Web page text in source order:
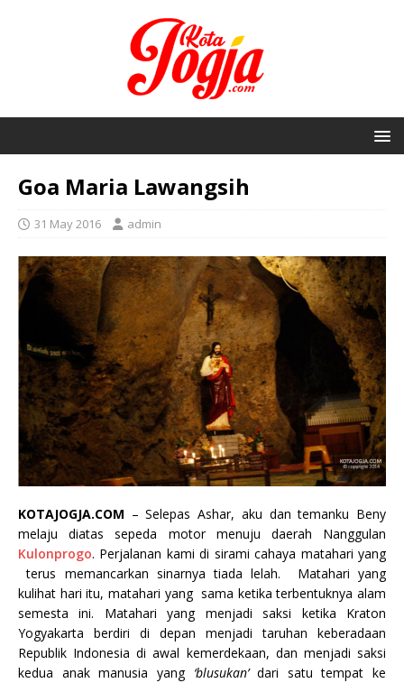
Goa Maria Lawangsih
31 May 2016 admin
KOTAJOGJA.COM – Selepas Ashar, aku dan temanku Beny
melaju diatas sepeda motor menuju daerah Nanggulan
Kulonprogo. Perjalanan kami di sirami cahaya matahari yang
terus memancarkan sinarnya tiada lelah. Matahari yang
kulihat hari itu, matahari yang sama ketika terbentuknya alam
semesta ini. Matahari yang menjadi saksi ketika Kraton
Yogyakarta berdiri di depan menjadi taruhan keberadaan
Republik Indonesia di awal kemerdekaan, dan menjadi saksi
kedua anak manusia yang ‘blusukan’dari satu tempat ke